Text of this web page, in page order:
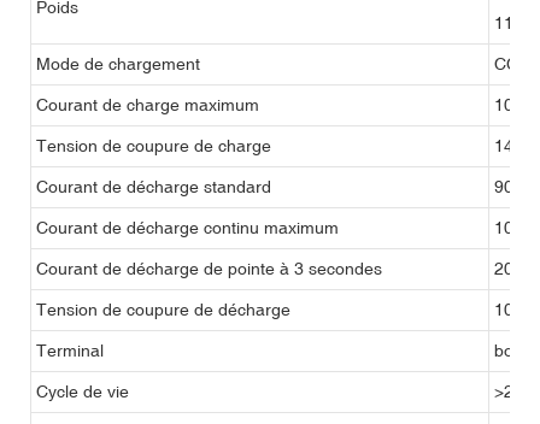
Poids
Mode de chargement CC/
Courant de charge maximum 100A
Tension de coupure de charge
Courant de décharge standard 90A
Courant de décharge continu maximum 100A
Courant de décharge de pointe à 3 secondes 200A
Tension de coupure de décharge 10V
Terminal
Cycle de vie